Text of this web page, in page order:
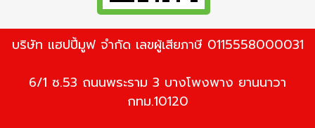
บริษัท แฮปปี้มูฟ จำกัด เลขผู้เสียภาษี 0115558000031
6/1 ซ.53 ถนนพระราม 3 บางโพงพาง ยานนาวา
กทม.10120